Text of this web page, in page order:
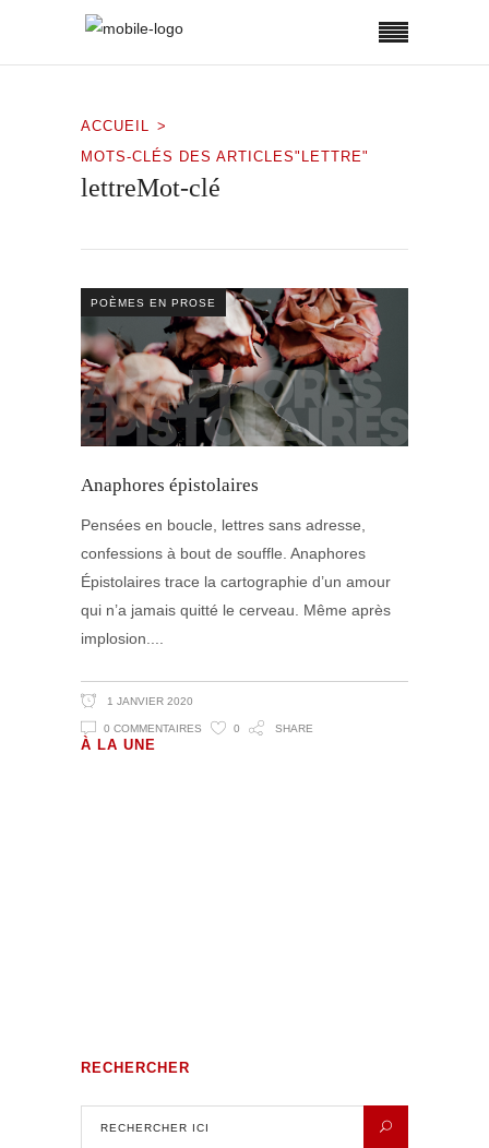
ACCUEIL
MOTS-CLÉS DES ARTICLES"LETTRE"
lettreMot-clé
POÈMES EN PROSE
Anaphores épistolaires
Pensées en boucle, lettres sans adresse,
confessions à bout de souffle. Anaphores
Épistolaires trace la cartographie d’un amour
qui n’a jamais quitté le cerveau. Même après
implosion.
1 JANVIER 2020
0 COMMENTAIRES 0 SHARE
À LA UNE
RECHERCHER